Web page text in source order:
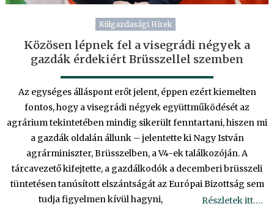
Külgazdasági Hírek
Közösen lépnek fel a visegrádi négyek a
gazdák érdekiért Brüsszellel szemben
Az egységes álláspont erőt jelent, éppen ezért kiemelten
fontos, hogy a visegrádi négyek együttműködését az
agrárium tekintetében mindig sikerült fenntartani, hiszen mi
a gazdák oldalán állunk – jelentette ki Nagy István
agrárminiszter, Brüsszelben, a V4-ek találkozóján. A
tárcavezető kifejtette, a gazdálkodók a decemberi brüsszeli
tüntetésen tanúsított elszántságát az Európai Bizottság sem
tudja figyelmen kívül hagyni,
Részletek itt….